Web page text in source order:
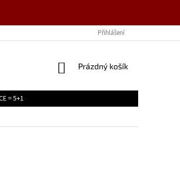
ÚDAJŮ Přihlášení
NÁKUPNÍ
Prázdný košík
= 5+1